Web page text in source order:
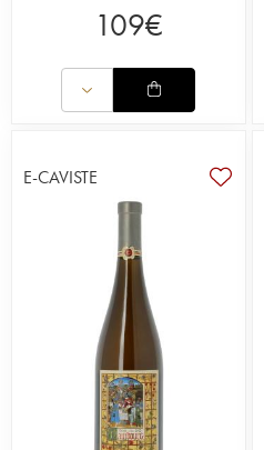
109€
E-CAVISTE